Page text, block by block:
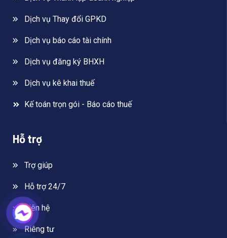
Dịch vụ Thay đổi GPKD
Dịch vụ báo cáo tài chính
Dịch vụ đăng ký BHXH
Dịch vụ kê khai thuế
Kế toán trọn gói - Báo cáo thuế
Hỗ trợ
Trợ giúp
Hỗ trợ 24/7
Liên hệ
Riêng tư